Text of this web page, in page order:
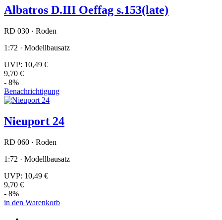
Albatros D.III Oeffag s.153(late)
RD 030 · Roden
1:72 · Modellbausatz
UVP: 10,49 €
9,70 €
- 8%
Benachrichtigung
Nieuport 24
RD 060 · Roden
1:72 · Modellbausatz
UVP: 10,49 €
9,70 €
- 8%
in den Warenkorb